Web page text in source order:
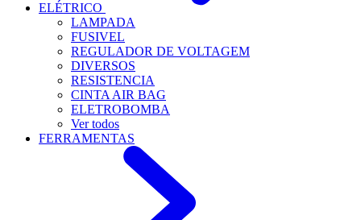
ELÉTRICO
LAMPADA
FUSIVEL
REGULADOR DE VOLTAGEM
DIVERSOS
RESISTENCIA
CINTA AIR BAG
ELETROBOMBA
Ver todos
FERRAMENTAS